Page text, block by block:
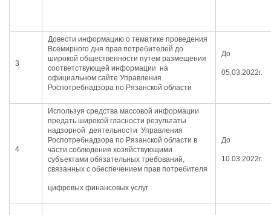
3
Довести информацию о тематике проведения
Всемирного дня прав потребителей до
широкой общественности путем размещения
соответствующей информации на
официальном сайте Управления
Роспотребнадзора по Рязанской области
До
05.03.2022г.
4
Используя средства массовой информации
предать широкой гласности результаты
надзорной деятельности Управления
Роспотребнадзора по Рязанской области в
части соблюдения хозяйствующими
субъектами обязательных требований,
связанных с обеспечением прав потребителя
цифровых финансовых услуг
До
10.03.2022г.